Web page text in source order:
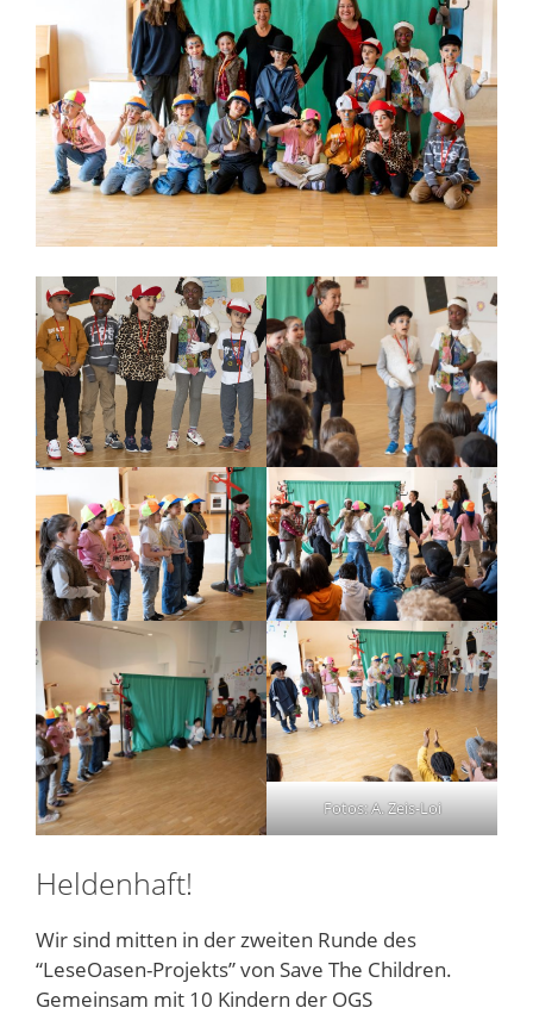
Fotos: A. Zeis-Loi
Heldenhaft!
Wir sind mitten in der zweiten Runde des
“LeseOasen-Projekts” von Save The Children.
Gemeinsam mit 10 Kindern der OGS